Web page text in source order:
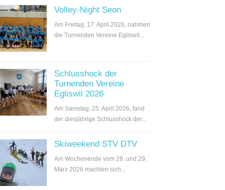
Volley-Night Seon
Am Freitag, 17. April 2026, nahmen
die Turnenden Vereine Egliswil...
Schlusshock der
Turnenden Vereine
Egliswil 2026
Am Samstag, 25. April 2026, fand
der diesjährige Schlusshock der...
Skiweekend STV DTV
Am Wochenende vom 28. und 29.
März 2026 machten sich...